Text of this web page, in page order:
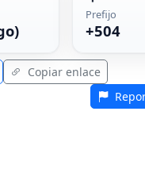
Prefijo
+504
Copiar enlace